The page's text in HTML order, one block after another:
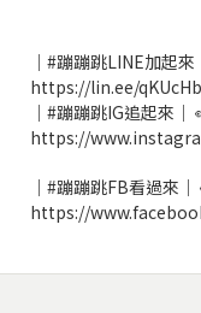
｜#蹦蹦跳LINE加起
https://lin.ee/
｜#蹦蹦跳IG追起來
https://
｜#蹦蹦跳FB看過來
https://